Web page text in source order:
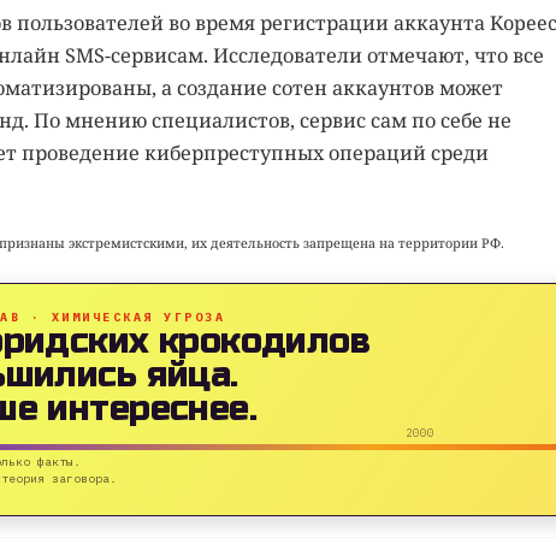
во время регистрации аккаунта
SMS-сервисам. Исследователи отмечают, что все
а создание сотен аккаунтов может
По мнению специалистов, сервис сам по себе не
проведение киберпреступных операций среди
экстремистскими, их деятельность запрещена на территории РФ.
· ХИМИЧЕСКАЯ УГРОЗА
крокодилов
яйца.
интереснее.
2000
факты.
заговора.